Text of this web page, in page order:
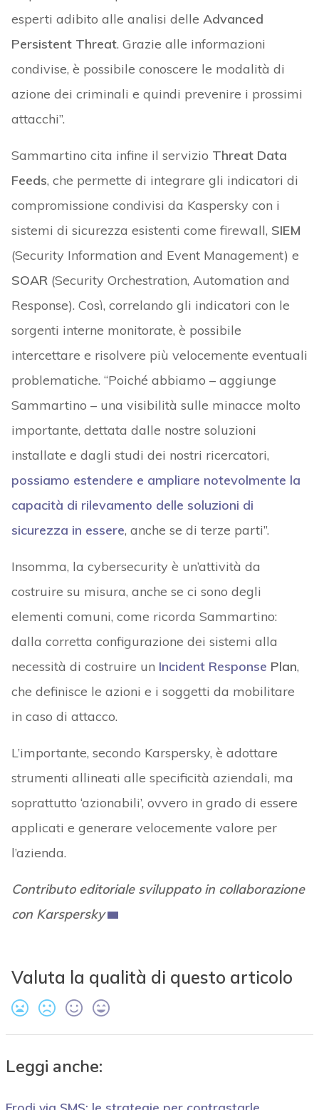
esperti adibito alle analisi delle Advanced
Persistent Threat. Grazie alle informazioni
condivise, è possibile conoscere le modalità di
azione dei criminali e quindi prevenire i prossimi
attacchi”.
Sammartino cita infine il servizio Threat Data
Feeds, che permette di integrare gli indicatori di
compromissione condivisi da Kaspersky con i
sistemi di sicurezza esistenti come firewall, SIEM
(Security Information and Event Management) e
SOAR(Security Orchestration, Automation and
Response). Così, correlando gli indicatori con le
sorgenti interne monitorate, è possibile
intercettare e risolvere più velocemente eventuali
problematiche. “Poiché abbiamo – aggiunge
Sammartino – una visibilità sulle minacce molto
importante, dettata dalle nostre soluzioni
installate e dagli studi dei nostri ricercatori,
possiamo estendere e ampliare notevolmente la
capacità di rilevamento delle soluzioni di
sicurezza in essere, anche se di terze parti”.
Insomma, la cybersecurity è un’attività da
costruire su misura, anche se ci sono degli
elementi comuni, come ricorda Sammartino:
dalla corretta configurazione dei sistemi alla
necessità di costruire un Incident Response Plan,
che definisce le azioni e i soggetti da mobilitare
in caso di attacco.
L’importante, secondo Karspersky, è adottare
strumenti allineati alle specificità aziendali, ma
soprattutto ‘azionabili’, ovvero in grado di essere
applicati e generare velocemente valore per
l’azienda.
Contributo editoriale sviluppato in collaborazione
con Karspersky
Valuta la qualità di questo articolo
Leggi anche: